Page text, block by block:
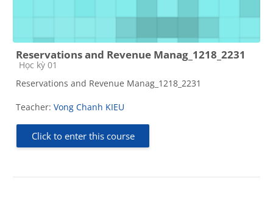
Reservations and Revenue Manag_1218_2231
Course category
Học kỳ 01
Reservations and Revenue Manag_1218_2231
Teacher: Vong Chanh KIEU
Click to enter this course